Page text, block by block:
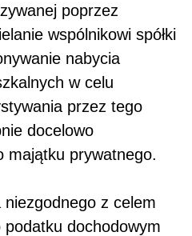
poprzez
wspólnikowi spółki
nabycia
w celu
przez tego
docelowo
majątku prywatnego.
niezgodnego z celem
podatku dochodowym